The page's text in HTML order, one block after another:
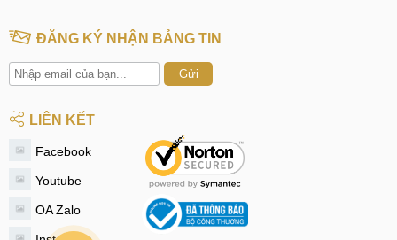
ĐĂNG KÝ NHẬN BẢNG TIN
Gửi
LIÊN KẾT
Facebook
Youtube
OA Zalo